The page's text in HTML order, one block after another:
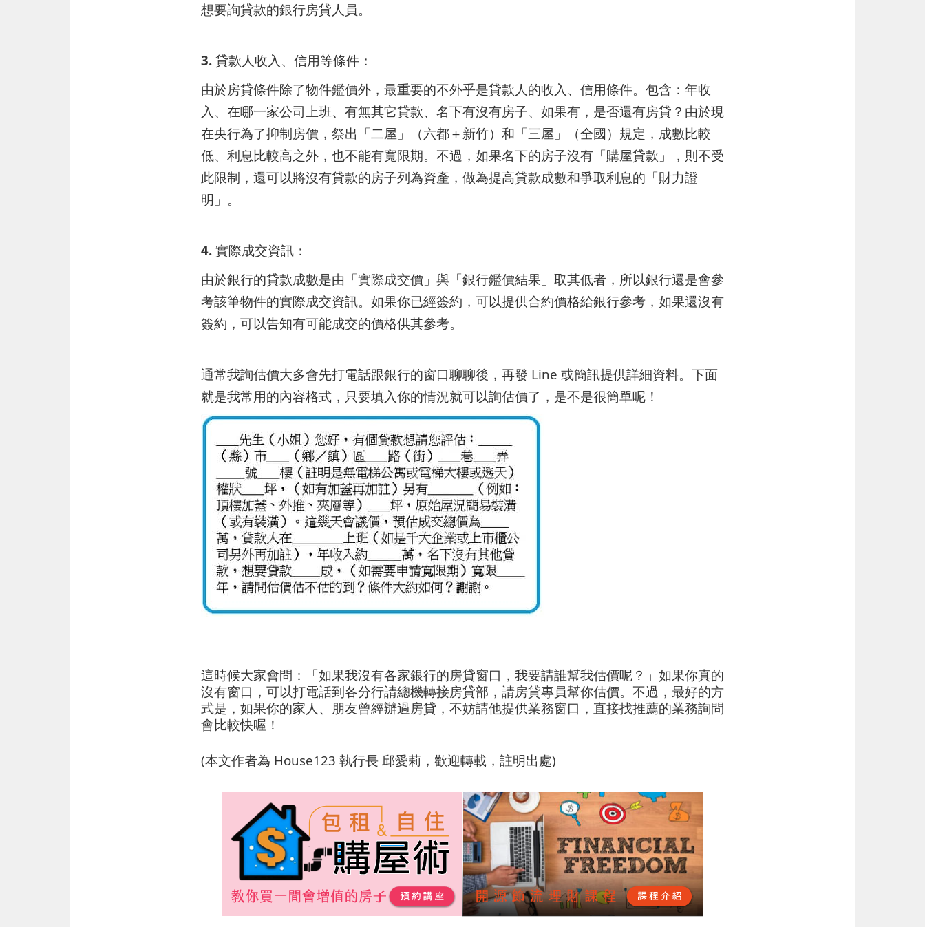
想要詢貸款的銀行房貸人員。
3. 貸款人收入、信用等條件：
由於房貸條件除了物件鑑價外，最重要的不外乎是貸款人的收入、信用條件。包含：年收
入、在哪一家公司上班、有無其它貸款、名下有沒有房子、如果有，是否還有房貸？由於現
在央行為了抑制房價，祭出「二屋」（六都＋新竹）和「三屋」（全國）規定，成數比較
低、利息比較高之外，也不能有寬限期。不過，如果名下的房子沒有「購屋貸款」，則不受
此限制，還可以將沒有貸款的房子列為資產，做為提高貸款成數和爭取利息的「財力證
明」。
4. 實際成交資訊：
由於銀行的貸款成數是由「實際成交價」與「銀行鑑價結果」取其低者，所以銀行還是會參
考該筆物件的實際成交資訊。如果你已經簽約，可以提供合約價格給銀行參考，如果還沒有
簽約，可以告知有可能成交的價格供其參考。
通常我詢估價大多會先打電話跟銀行的窗口聊聊後，再發 Line 或簡訊提供詳細資料。下面
就是我常用的內容格式，只要填入你的情況就可以詢估價了，是不是很簡單呢！
這時候大家會問：「如果我沒有各家銀行的房貸窗口，我要請誰幫我估價呢？」如果你真的
沒有窗口，可以打電話到各分行請總機轉接房貸部，請房貸專員幫你估價。不過，最好的方
式是，如果你的家人、朋友曾經辦過房貸，不妨請他提供業務窗口，直接找推薦的業務詢問
會比較快喔！
(本文作者為 House123 執行長 邱愛莉，歡迎轉載，註明出處)